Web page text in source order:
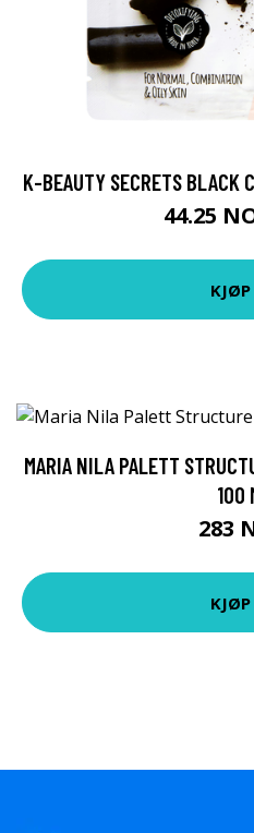
K-BEAUTY SECRETS BLACK
44.25
MARIA NILA PALETT
100
283